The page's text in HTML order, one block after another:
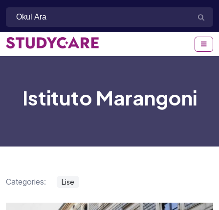
Istituto Marangoni
Categories: Lise